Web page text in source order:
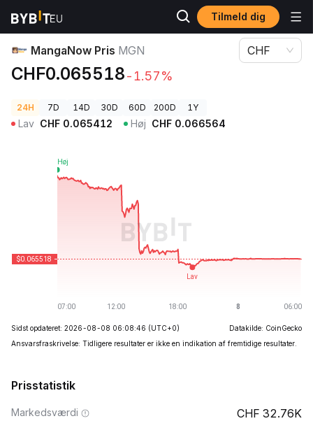
Tilmeld dig
Kryptopriser
MangaNow Pris MGN
CHF0.065518-1.57%
CHF
24H 7D 14D 30D 60D 200D 1Y
Lav CHF 0.065412 Høj CHF 0.066564
Sidst opdateret: 2026-08-08 06:08:46 (UTC+0)
Datakilde: CoinGecko
Ansvarsfraskrivelse: Tidligere resultater er ikke en indikation af fremtidige resultater.
Prisstatistik
Markedsværdi 32.76K